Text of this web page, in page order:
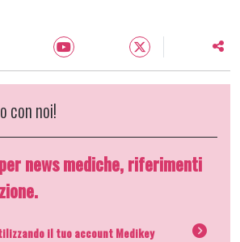
con noi!
news mediche, riferimenti
il tuo account Medikey